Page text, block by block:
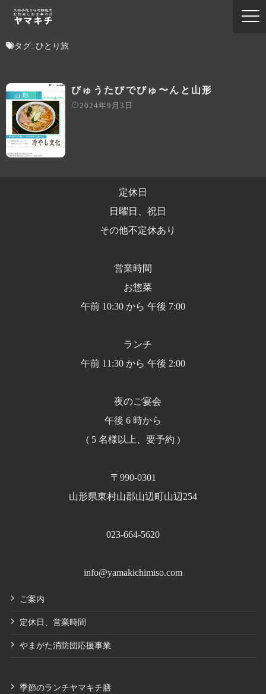
タグ: ひとり旅
びゅうたびでびゅ〜んと山形
2024年9月3日
定休日
日曜日、祝日
その他不定休あり
営業時間
お惣菜
午前 10:30 から 午後 7:00
ランチ
午前 11:30 から 午後 2:00
夜のご宴会
午後 6 時から
( 5 名様以上、要予約 )
〒990-0301
山形県東村山郡山辺町山辺254
023-664-5620
info@yamakichimiso.com
ご案内
定休日、営業時間
やまがた消防団応援事業
季節のランチヤマキチ膳